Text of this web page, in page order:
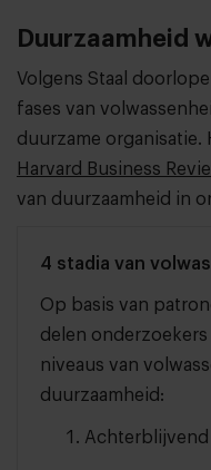
Duurzaamheid
Volgens Staal
fases van
duurzame organisatie.
Harvard Business
van duurzaamheid in
4 stadia van
Op basis van
delen
niveaus van
duurzaamheid: